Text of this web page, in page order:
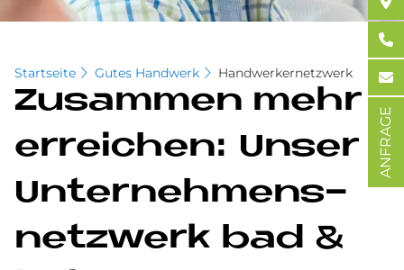
Startseite Gutes Handwerk Handwerkernetzwerk
Zu­sam­men mehr
er­rei­chen: Un­ser
Un­ter­neh­mens­
netz­werk bad &
ANFRAGE